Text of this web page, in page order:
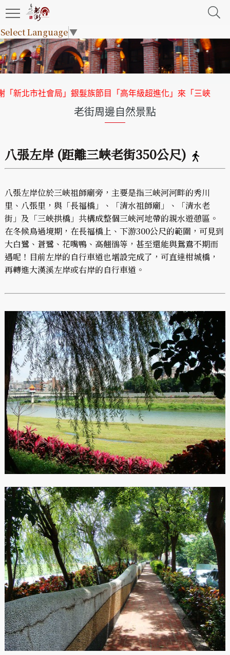
Select Language▼
北市社會局」銀髮族節目「高年級超進化」來「三峽老街」
老街周邊自然景點
八張左岸 (距離三峽老街350公尺)
八張左岸位於三峽祖師廟旁，主要是指三峽河河畔的秀川
里、八張里，與「長福橋」、「清水祖師廟」、「清水老
街」及「三峽拱橋」共構成整個三峽河地帶的親水遊憩區。
在冬候鳥過境期，在長福橋上、下游300公尺的範圍，可見到
大白鷺、蒼鷺、花嘴鴨、高翹鴴等，甚至還能與鴛鴦不期而
遇呢！目前左岸的自行車道也增設完成了，可直達柑城橋，
再轉進大漢溪左岸或右岸的自行車道。